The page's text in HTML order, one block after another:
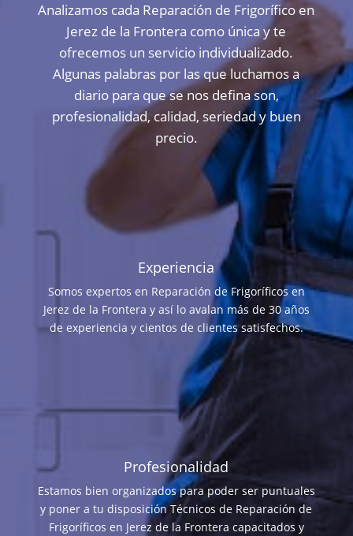
Analizamos cada Reparación de Frigorífico en
Jerez de la Frontera como única y te
ofrecemos un servicio individualizado.
Algunas palabras por las que luchamos a
diario para que se nos defina son,
profesionalidad, calidad, seriedad y buen
precio.
Experiencia
Somos expertos en Reparación de Frigoríficos en
Jerez de la Frontera y así lo avalan más de 30 años
de experiencia y cientos de clientes satisfechos.
Profesionalidad
Estamos bien organizados para poder ser puntuales
y poner a tu disposición Técnicos de Reparación de
Frigoríficos en Jerez de la Frontera capacitados y